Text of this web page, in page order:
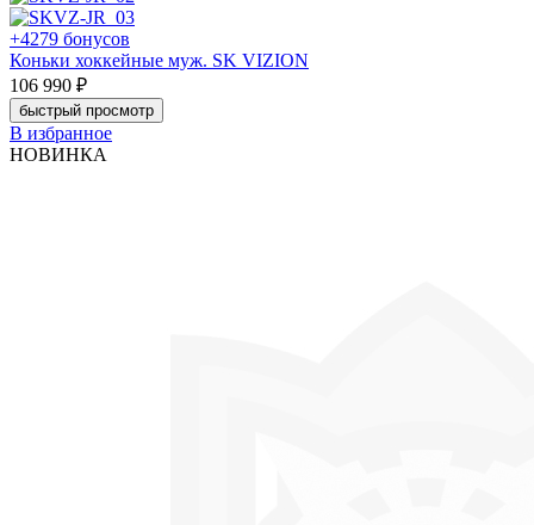
+4279 бонусов
Коньки хоккейные муж. SK VIZION
106 990 ₽
быстрый просмотр
В избранное
НОВИНКА